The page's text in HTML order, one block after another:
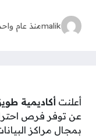
malikمنذ عام
أعلنت أكاديمية
عن توفر فرص